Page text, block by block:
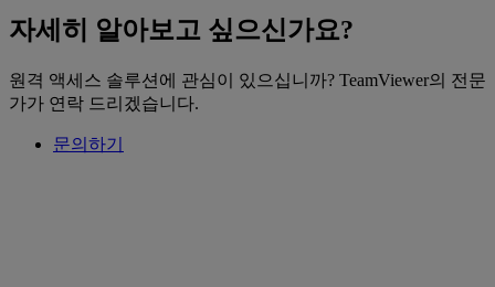
자세히 알아보고 싶으신가요?
원격 액세스 솔루션에 관심이 있으십니까? TeamViewer의 전문
가가 연락 드리겠습니다.
문의하기